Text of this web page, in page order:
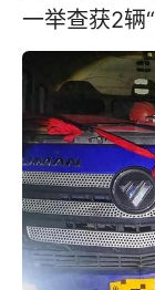
一举查获2辆